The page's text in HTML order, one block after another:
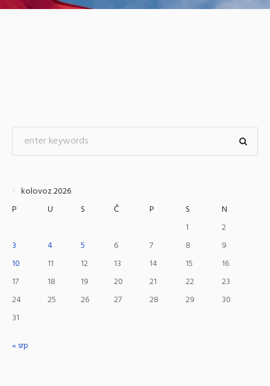
kolovoz 2026
P
U S Č P S
N
1
2
3
4 5 6 7 8
9
10
11 12 13 14 15
16
17
18 19 20 21 22
23
24
25 26 27 28 29
30
31
« srp